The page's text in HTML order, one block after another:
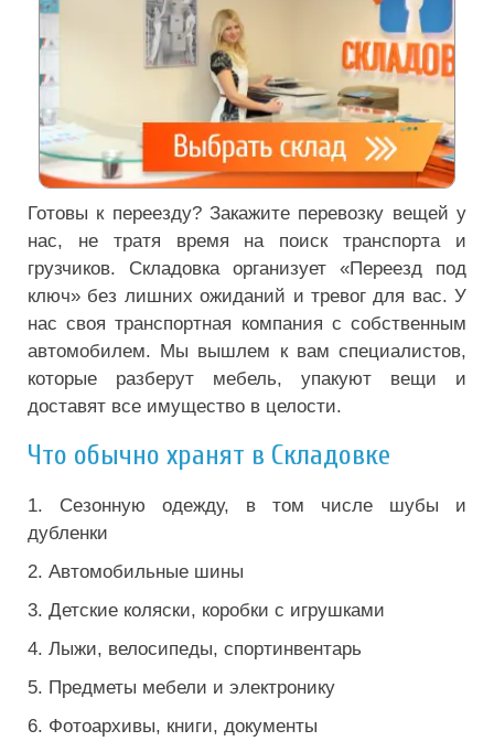
Готовы к переезду? Закажите перевозку вещей у
нас, не тратя время на поиск транспорта и
грузчиков. Складовка организует «Переезд под
ключ» без лишних ожиданий и тревог для вас. У
нас своя транспортная компания с собственным
автомобилем. Мы вышлем к вам специалистов,
которые разберут мебель, упакуют вещи и
доставят все имущество в целости.
Что обычно хранят в Складовке
1. Сезонную одежду, в том числе шубы и
дубленки
2. Автомобильные шины
3. Детские коляски, коробки с игрушками
4. Лыжи, велосипеды, спортинвентарь
5. Предметы мебели и электронику
6. Фотоархивы, книги, документы